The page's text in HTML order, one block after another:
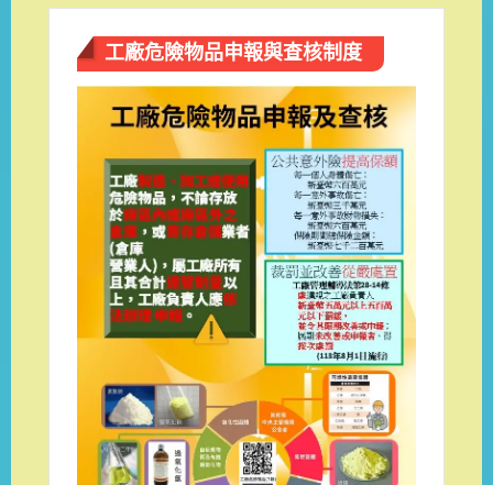
工廠危險物品申報與查核制度